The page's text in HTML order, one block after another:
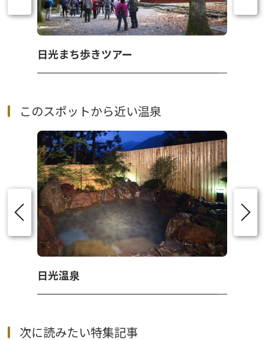
日光まち歩きツアー
このスポットから近い温泉
日光温泉
次に読みたい特集記事